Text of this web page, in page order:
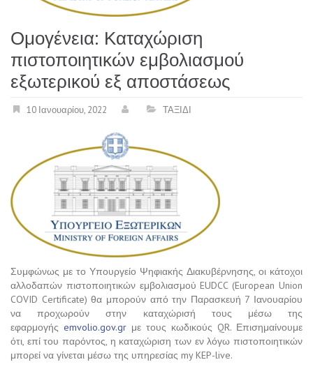
Ομογένεια: Καταχώριση
πιστοποιητικών εμβολιασμού
εξωτερικού εξ αποστάσεως
10 Ιανουαρίου, 2022 ΤΑΞΙΔΙ
Συμφώνως με το Υπουργείο Ψηφιακής Διακυβέρνησης, οι κάτοχοι
αλλοδαπών πιστοποιητικών εμβολιασμού EUDCC (European Union
COVID Certificate) θα μπορούν από την Παρασκευή 7 Ιανουαρίου
να προχωρούν στην καταχώρισή τους μέσω της
εφαρμογής emvolio.gov.gr με τους κωδικούς QR. Επισημαίνουμε
ότι, επί του παρόντος, η καταχώριση των εν λόγω πιστοποιητικών
μπορεί να γίνεται μέσω της υπηρεσίας my KEP-live.